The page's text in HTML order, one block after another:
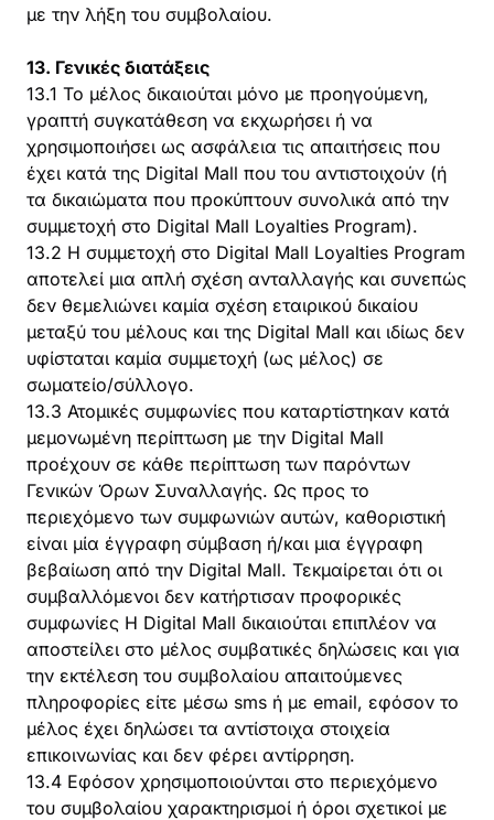
με την λήξη του συμβολαίου.
13. Γενικές διατάξεις
13.1 Το μέλος δικαιούται μόνο με προηγούμενη,
γραπτή συγκατάθεση να εκχωρήσει ή να
χρησιμοποιήσει ως ασφάλεια τις απαιτήσεις που
έχει κατά της Digital Mall που του αντιστοιχούν (ή
τα δικαιώματα που προκύπτουν συνολικά από την
συμμετοχή στο Digital Mall Loyalties Program).
13.2 Η συμμετοχή στο Digital Mall Loyalties Program
αποτελεί μια απλή σχέση ανταλλαγής και συνεπώς
δεν θεμελιώνει καμία σχέση εταιρικού δικαίου
μεταξύ του μέλους και της Digital Mall και ιδίως δεν
υφίσταται καμία συμμετοχή (ως μέλος) σε
σωματείο/σύλλογο.
13.3 Ατομικές συμφωνίες που καταρτίστηκαν κατά
μεμονωμένη περίπτωση με την Digital Mall
προέχουν σε κάθε περίπτωση των παρόντων
Γενικών Όρων Συναλλαγής. Ως προς το
περιεχόμενο των συμφωνιών αυτών, καθοριστική
είναι μία έγγραφη σύμβαση ή/και μια έγγραφη
βεβαίωση από την Digital Mall. Τεκμαίρεται ότι οι
συμβαλλόμενοι δεν κατήρτισαν προφορικές
συμφωνίες Η Digital Mall δικαιούται επιπλέον να
αποστείλει στο μέλος συμβατικές δηλώσεις και για
την εκτέλεση του συμβολαίου απαιτούμενες
πληροφορίες είτε μέσω sms ή με email, εφόσον το
μέλος έχει δηλώσει τα αντίστοιχα στοιχεία
επικοινωνίας και δεν φέρει αντίρρηση.
13.4 Εφόσον χρησιμοποιούνται στο περιεχόμενο
του συμβολαίου χαρακτηρισμοί ή όροι σχετικοί με